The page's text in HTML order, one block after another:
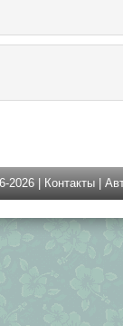
2026 | Контакты |